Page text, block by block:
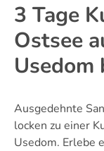
3 Tage
Ostsee
Usedom
Ausgedehnte
locken zu einer
Usedom. Erlebe